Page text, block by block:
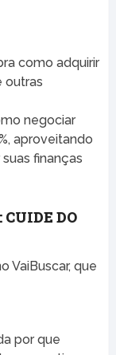
como adquirir
outras
negociar
aproveitando
finanças
DO
VaiBuscar, que
por que